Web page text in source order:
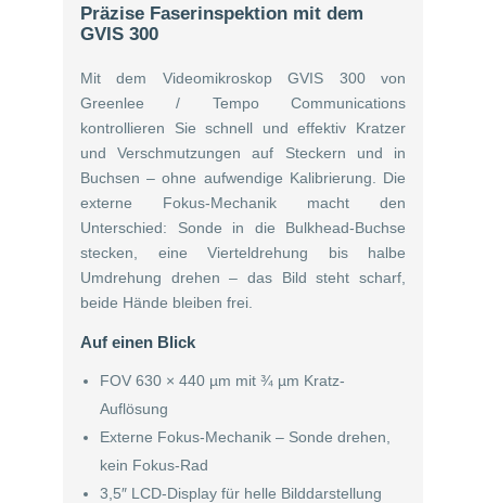
Präzise Faserinspektion mit dem
GVIS 300
Mit dem Videomikroskop GVIS 300 von
Greenlee / Tempo Communications
kontrollieren Sie schnell und effektiv Kratzer
und Verschmutzungen auf Steckern und in
Buchsen – ohne aufwendige Kalibrierung. Die
externe Fokus-Mechanik macht den
Unterschied: Sonde in die Bulkhead-Buchse
stecken, eine Vierteldrehung bis halbe
Umdrehung drehen – das Bild steht scharf,
beide Hände bleiben frei.
Auf einen Blick
FOV 630 × 440 µm mit ¾ µm Kratz-
Auflösung
Externe Fokus-Mechanik – Sonde drehen,
kein Fokus-Rad
3,5″ LCD-Display für helle Bilddarstellung